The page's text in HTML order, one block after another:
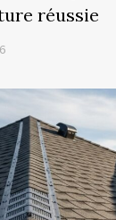
réussie